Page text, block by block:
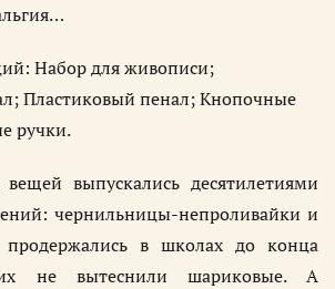
Набор для живописи;
Пластиковый пенал; Кнопочные
ручки.
выпускались десятилетиями
чернильницы-непроливайки и
продержались в школах до конца
не вытеснили шариковые. А